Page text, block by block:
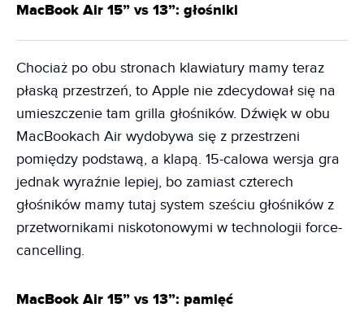
MacBook Air 15” vs 13”: głośniki
Chociaż po obu stronach klawiatury mamy teraz
płaską przestrzeń, to Apple nie zdecydował się na
umieszczenie tam grilla głośników. Dźwięk w obu
MacBookach Air wydobywa się z przestrzeni
pomiędzy podstawą, a klapą. 15-calowa wersja gra
jednak wyraźnie lepiej, bo zamiast czterech
głośników mamy tutaj system sześciu głośników z
przetwornikami niskotonowymi w technologii force-
cancelling.
MacBook Air 15” vs 13”: pamięć